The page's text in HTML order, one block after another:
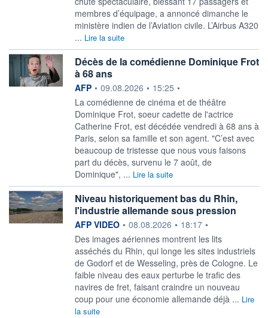
membres d’équipage, a annoncé dimanche le
ministère indien de l’Aviation civile. L’Airbus A320
... Lire la suite
Décès de la comédienne Dominique Frot
à 68 ans
information fournie par
AFP • 09.08.2026 • 15:25 •
La comédienne de cinéma et de théâtre
Dominique Frot, soeur cadette de l'actrice
Catherine Frot, est décédée vendredi à 68 ans à
Paris, selon sa famille et son agent. "C’est avec
beaucoup de tristesse que nous vous faisons
part du décès, survenu le 7 août, de
Dominique", ... Lire la suite
Niveau historiquement bas du Rhin,
l'industrie allemande sous pression
information fournie par
AFP VIDEO • 08.08.2026 • 18:17 •
Des images aériennes montrent les lits
asséchés du Rhin, qui longe les sites industriels
de Godorf et de Wesseling, près de Cologne. Le
faible niveau des eaux perturbe le trafic des
navires de fret, faisant craindre un nouveau
coup pour une économie allemande déjà ... Lire
la suite